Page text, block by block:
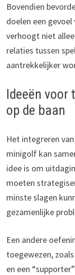
Bovendien
doelen een
verhoogt niet
relaties tussen
aantrekkelijker
Ideeën voor
op de baan
Het integreren
minigolf kan
idee is om
moeten
minste slagen
gezamenlijke
Een andere
toegewezen,
en een